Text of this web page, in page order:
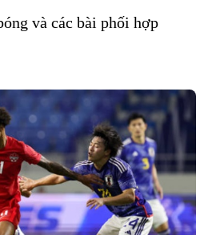
và các bài phối hợp